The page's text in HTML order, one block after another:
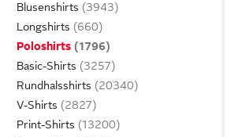
Blusenshirts
Longshirts
Poloshirts
Basic-Shirts
Rundhalsshirts
V-Shirts
Print-Shirts